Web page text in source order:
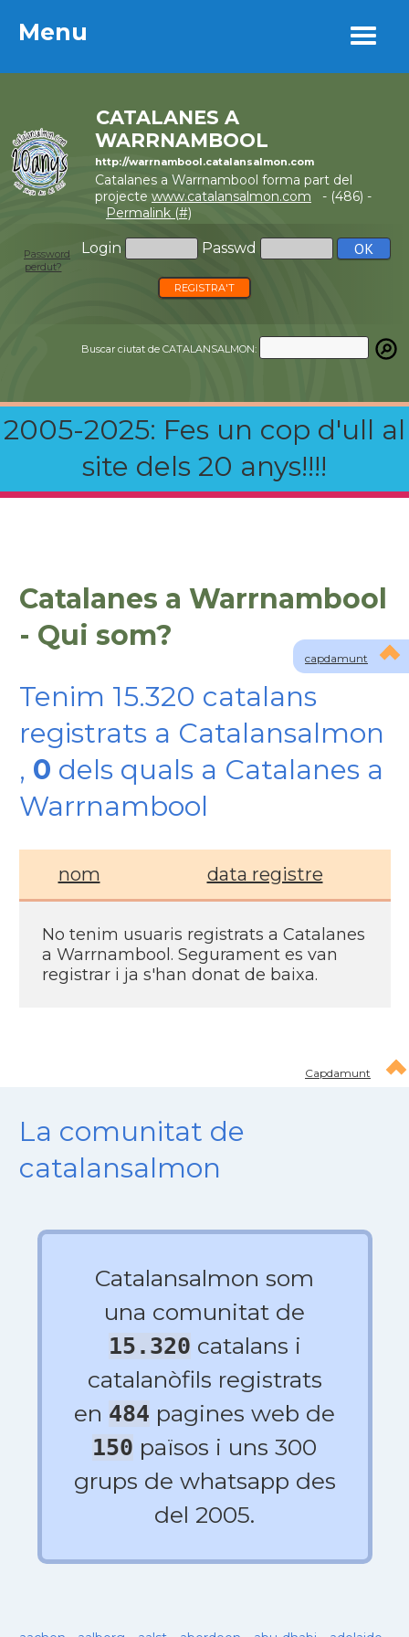
Menu
CATALANES A
WARRNAMBOOL
http://warrnambool.catalansalmon.com
Catalanes a Warrnambool forma part del
projecte www.catalansalmon.com - (486) -
Permalink (#)
Login Passwd
Password
perdut?
REGISTRA'T
Buscar ciutat de CATALANSALMON:
2005-2025: Fes un cop d'ull al
site dels 20 anys!!!!
Menu
capdamunt
Catalanes a Warrnambool
- Qui som?
Tenim 15.320 catalans
registrats a Catalansalmon
, 0 dels quals a Catalanes a
Warrnambool
nom data registre
No tenim usuaris registrats a Catalanes
a Warrnambool. Segurament es van
registrar i ja s'han donat de baixa.
Capdamunt
La comunitat de
catalansalmon
Catalansalmon som
una comunitat de
15.320 catalans i
catalanòfils registrats
en 484 pagines web de
150 països i uns 300
grups de whatsapp des
del 2005.